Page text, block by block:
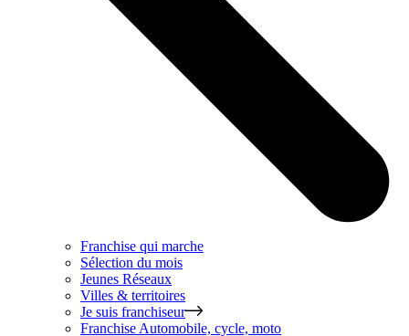
Franchise qui marche
Sélection du mois
Jeunes Réseaux
Villes & territoires
Je suis franchiseur
Franchise Automobile, cycle, moto